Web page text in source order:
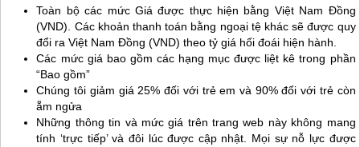
Toàn bộ các mức Giá được thực hiện bằng Việt Nam Đồng
(VND). Các khoản thanh toán bằng ngoại tệ khác sẽ được quy
đổi ra Việt Nam Đồng (VND) theo tỷ giá hối đoái hiện hành.
Các mức giá bao gồm các hạng mục được liệt kê trong phần
“Bao gồm”
Chúng tôi giảm giá 25% đối với trẻ em và 90% đối với trẻ còn
ẵm ngửa
Những thông tin và mức giá trên trang web này không mang
tính ‘trực tiếp’ và đôi lúc được cập nhật. Mọi sự nỗ lực được